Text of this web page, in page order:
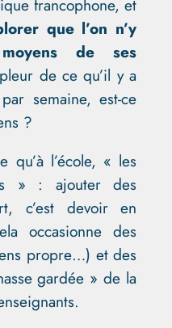
francophone, et
que l’on n’y
de ses
de ce qu’il y a
semaine, est-ce
?
qu’à l’école, « les
» : ajouter des
c’est devoir en
occasionne des
propre…) et des
gardée » de la